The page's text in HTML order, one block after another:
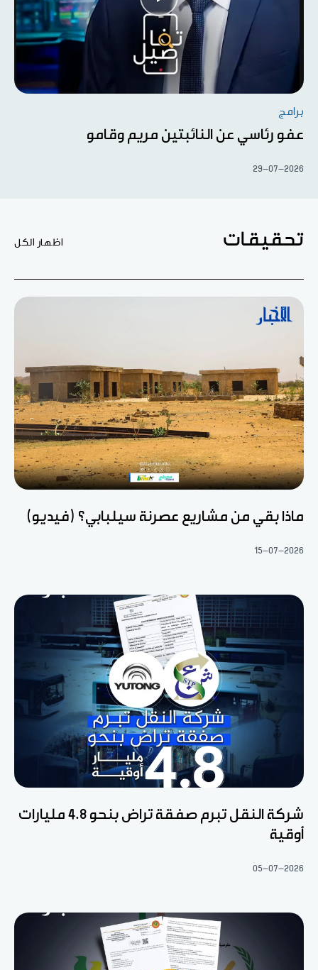
برامج
عفو رئاسي عن النائبتين مريم وقامو
29-07-2026
تحقيقات اظهار الكل
ماذا بقي من مشاريع عصرنة سيلبابي؟ (فيديو)
15-07-2026
شركة النقل تبرم صفقة تراض بنحو 4.8 مليارات
أوقية
05-07-2026